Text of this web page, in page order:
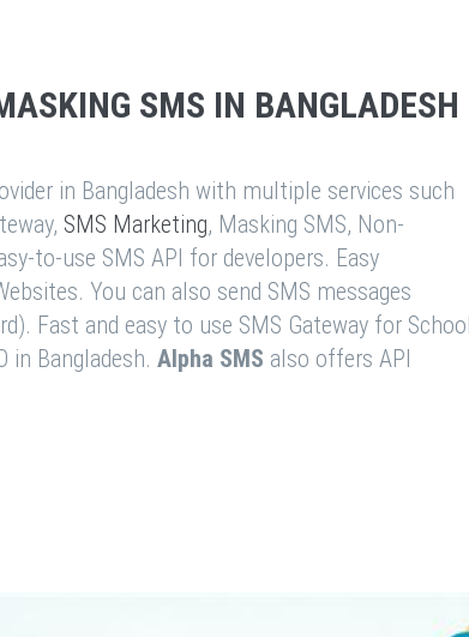
SMS IN BANGLADESH
in Bangladesh with multiple services such
SMS Marketing, Masking SMS, Non-
to-use SMS API for developers. Easy
You can also send SMS messages
Fast and easy to use SMS Gateway for
in Bangladesh. Alpha SMS also offers API